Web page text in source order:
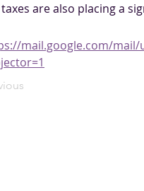
are also placing a
mail.google.com/mail/